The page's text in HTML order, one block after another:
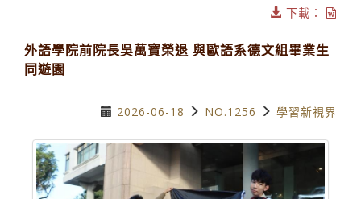
下載：
外語學院前院長吳萬寶榮退 與歐語系德文組畢業生
同遊園
2026-06-18 NO.1256 學習新視界